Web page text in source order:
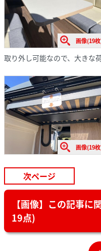
画像(19
取り外し可能なので、大きな
画像(19
次ページ
【画像】この記事に
19点)